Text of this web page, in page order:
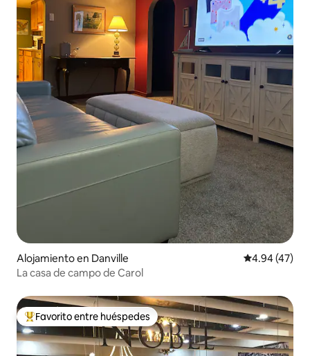
Alojamiento en Danville Calificación
4.94 (47)
La casa de campo de Carol
Favorito entre huéspedes preferido
Favorito entre huéspedes